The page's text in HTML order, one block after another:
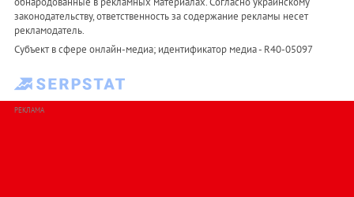
законодательству, ответственность за содержание рекламы несет
рекламодатель.
Субъект в сфере онлайн-медиа; идентификатор медиа - R40-05097
РЕКЛАМА